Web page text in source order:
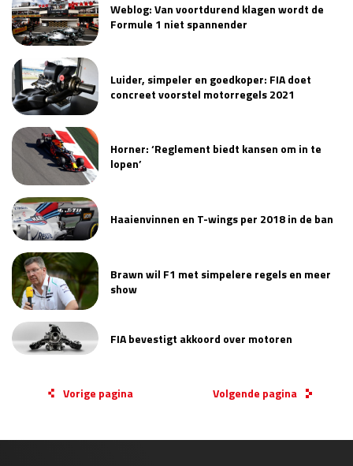
Weblog: Van voortdurend klagen wordt de
Formule 1 niet spannender
Luider, simpeler en goedkoper: FIA doet
concreet voorstel motorregels 2021
Horner: ‘Reglement biedt kansen om in te
lopen’
Haaienvinnen en T-wings per 2018 in de ban
Brawn wil F1 met simpelere regels en meer
show
FIA bevestigt akkoord over motoren
Vorige pagina Volgende pagina